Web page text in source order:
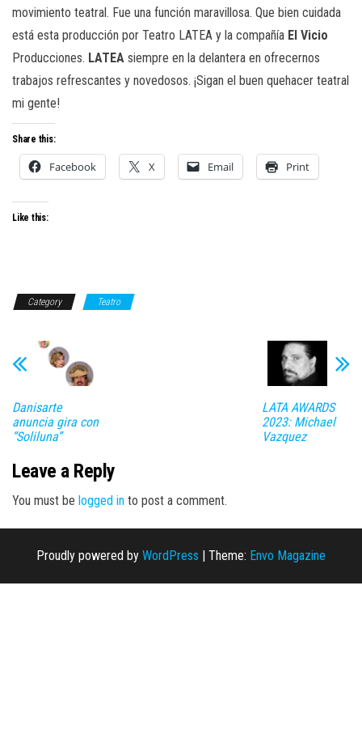
movimiento teatral. Fue una función maravillosa. Que bien cuidada
está esta producción por Teatro LATEA y la compañía El Vicio
Producciones. LATEA siempre en la delantera en ofrecernos
trabajos refrescantes y novedosos. ¡Sigan el buen quehacer teatral
mi gente!
Share this:
Facebook X Email Print
Like this:
Category Teatro
Danisarte
anuncia gira con
“Soliluna”
LATA AWARDS
2023: Michael
Vazquez
Leave a Reply
You must be logged in to post a comment.
Proudly powered by WordPress | Theme: Envo Magazine